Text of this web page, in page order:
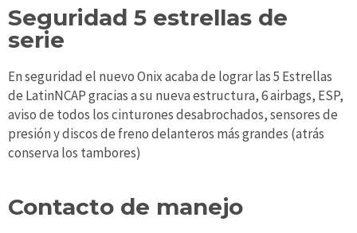
Seguridad 5 estrellas de
serie
En seguridad el nuevo Onix acaba de lograr las 5 Estrellas
de LatinNCAP gracias a su nueva estructura, 6 airbags, ESP,
aviso de todos los cinturones desabrochados, sensores de
presión y discos de freno delanteros más grandes (atrás
conserva los tambores)
Contacto de manejo